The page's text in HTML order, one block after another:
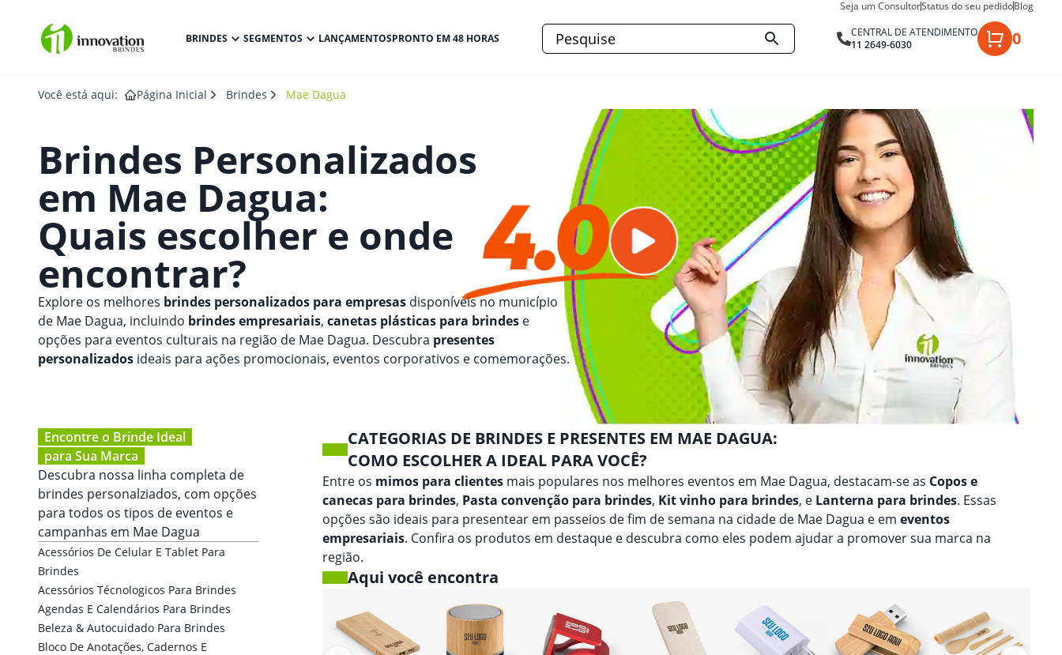
Seja um ConsultorStatus do seu pedidoBlog
BRINDES SEGMENTOS LANÇAMENTOSPRONTO EM 48 HORAS
CENTRAL DE ATENDIMENTO
11 2649-6030
0
Você está aqui: Página Inicial Brindes Mae Dagua
Brindes Personalizados
em Mae Dagua:
Quais escolher e onde
encontrar?
Explore os melhores brindes personalizados para empresas disponíveis no município
de Mae Dagua, incluindo brindes empresariais, canetas plásticas para brindes e
opções para eventos culturais na região de Mae Dagua. Descubra presentes
personalizados ideais para ações promocionais, eventos corporativos e comemorações.
Encontre o Brinde Ideal
para Sua Marca
Descubra nossa linha completa de
brindes personalziados, com opções
para todos os tipos de eventos e
campanhas em Mae Dagua
Acessórios De Celular E Tablet Para
Brindes
Acessórios Técnologicos Para Brindes
Agendas E Calendários Para Brindes
Beleza & Autocuidado Para Brindes
Bloco De Anotações, Cadernos E
CATEGORIAS DE BRINDES E PRESENTES EM MAE DAGUA:
COMO ESCOLHER A IDEAL PARA VOCÊ?
Entre os mimos para clientes mais populares nos melhores eventos em Mae Dagua, destacam-se as Copos e
canecas para brindes, Pasta convenção para brindes, Kit vinho para brindes, e Lanterna para brindes. Essas
opções são ideais para presentear em passeios de fim de semana na cidade de Mae Dagua e em eventos
empresariais. Confira os produtos em destaque e descubra como eles podem ajudar a promover sua marca na
região.
Aqui você encontra